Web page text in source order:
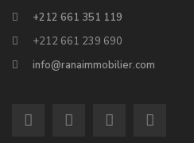
+212 661 351 119
+212 661 239 690
info@ranaimmobilier.com